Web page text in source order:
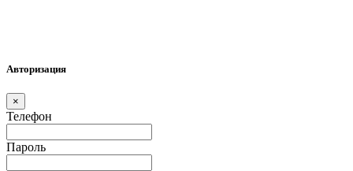
Авторизация
×
Телефон
Пароль